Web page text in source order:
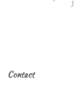
Contact